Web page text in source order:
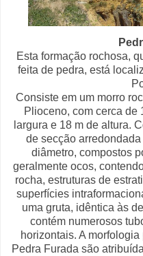
Esta formação rochosa,
feita de pedra, está
Consiste em um morro
Plioceno, com cerca de
largura e 18 m de altura.
de secção
diâmetro, compostos
geralmente ocos,
rocha, estruturas de
superfícies
uma gruta, idêntica às
contém numerosos
horizontais. A
Pedra Furada são